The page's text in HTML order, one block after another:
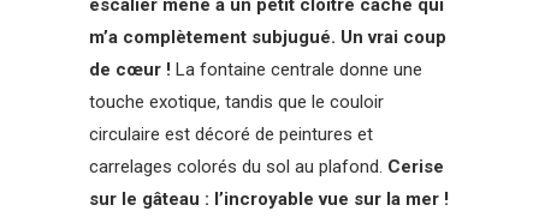
escalier mène à un petit cloître caché qui
m’a complètement subjugué. Un vrai coup
de cœur ! La fontaine centrale donne une
touche exotique, tandis que le couloir
circulaire est décoré de peintures et
carrelages colorés du sol au plafond. Cerise
sur le gâteau : l’incroyable vue sur la mer !